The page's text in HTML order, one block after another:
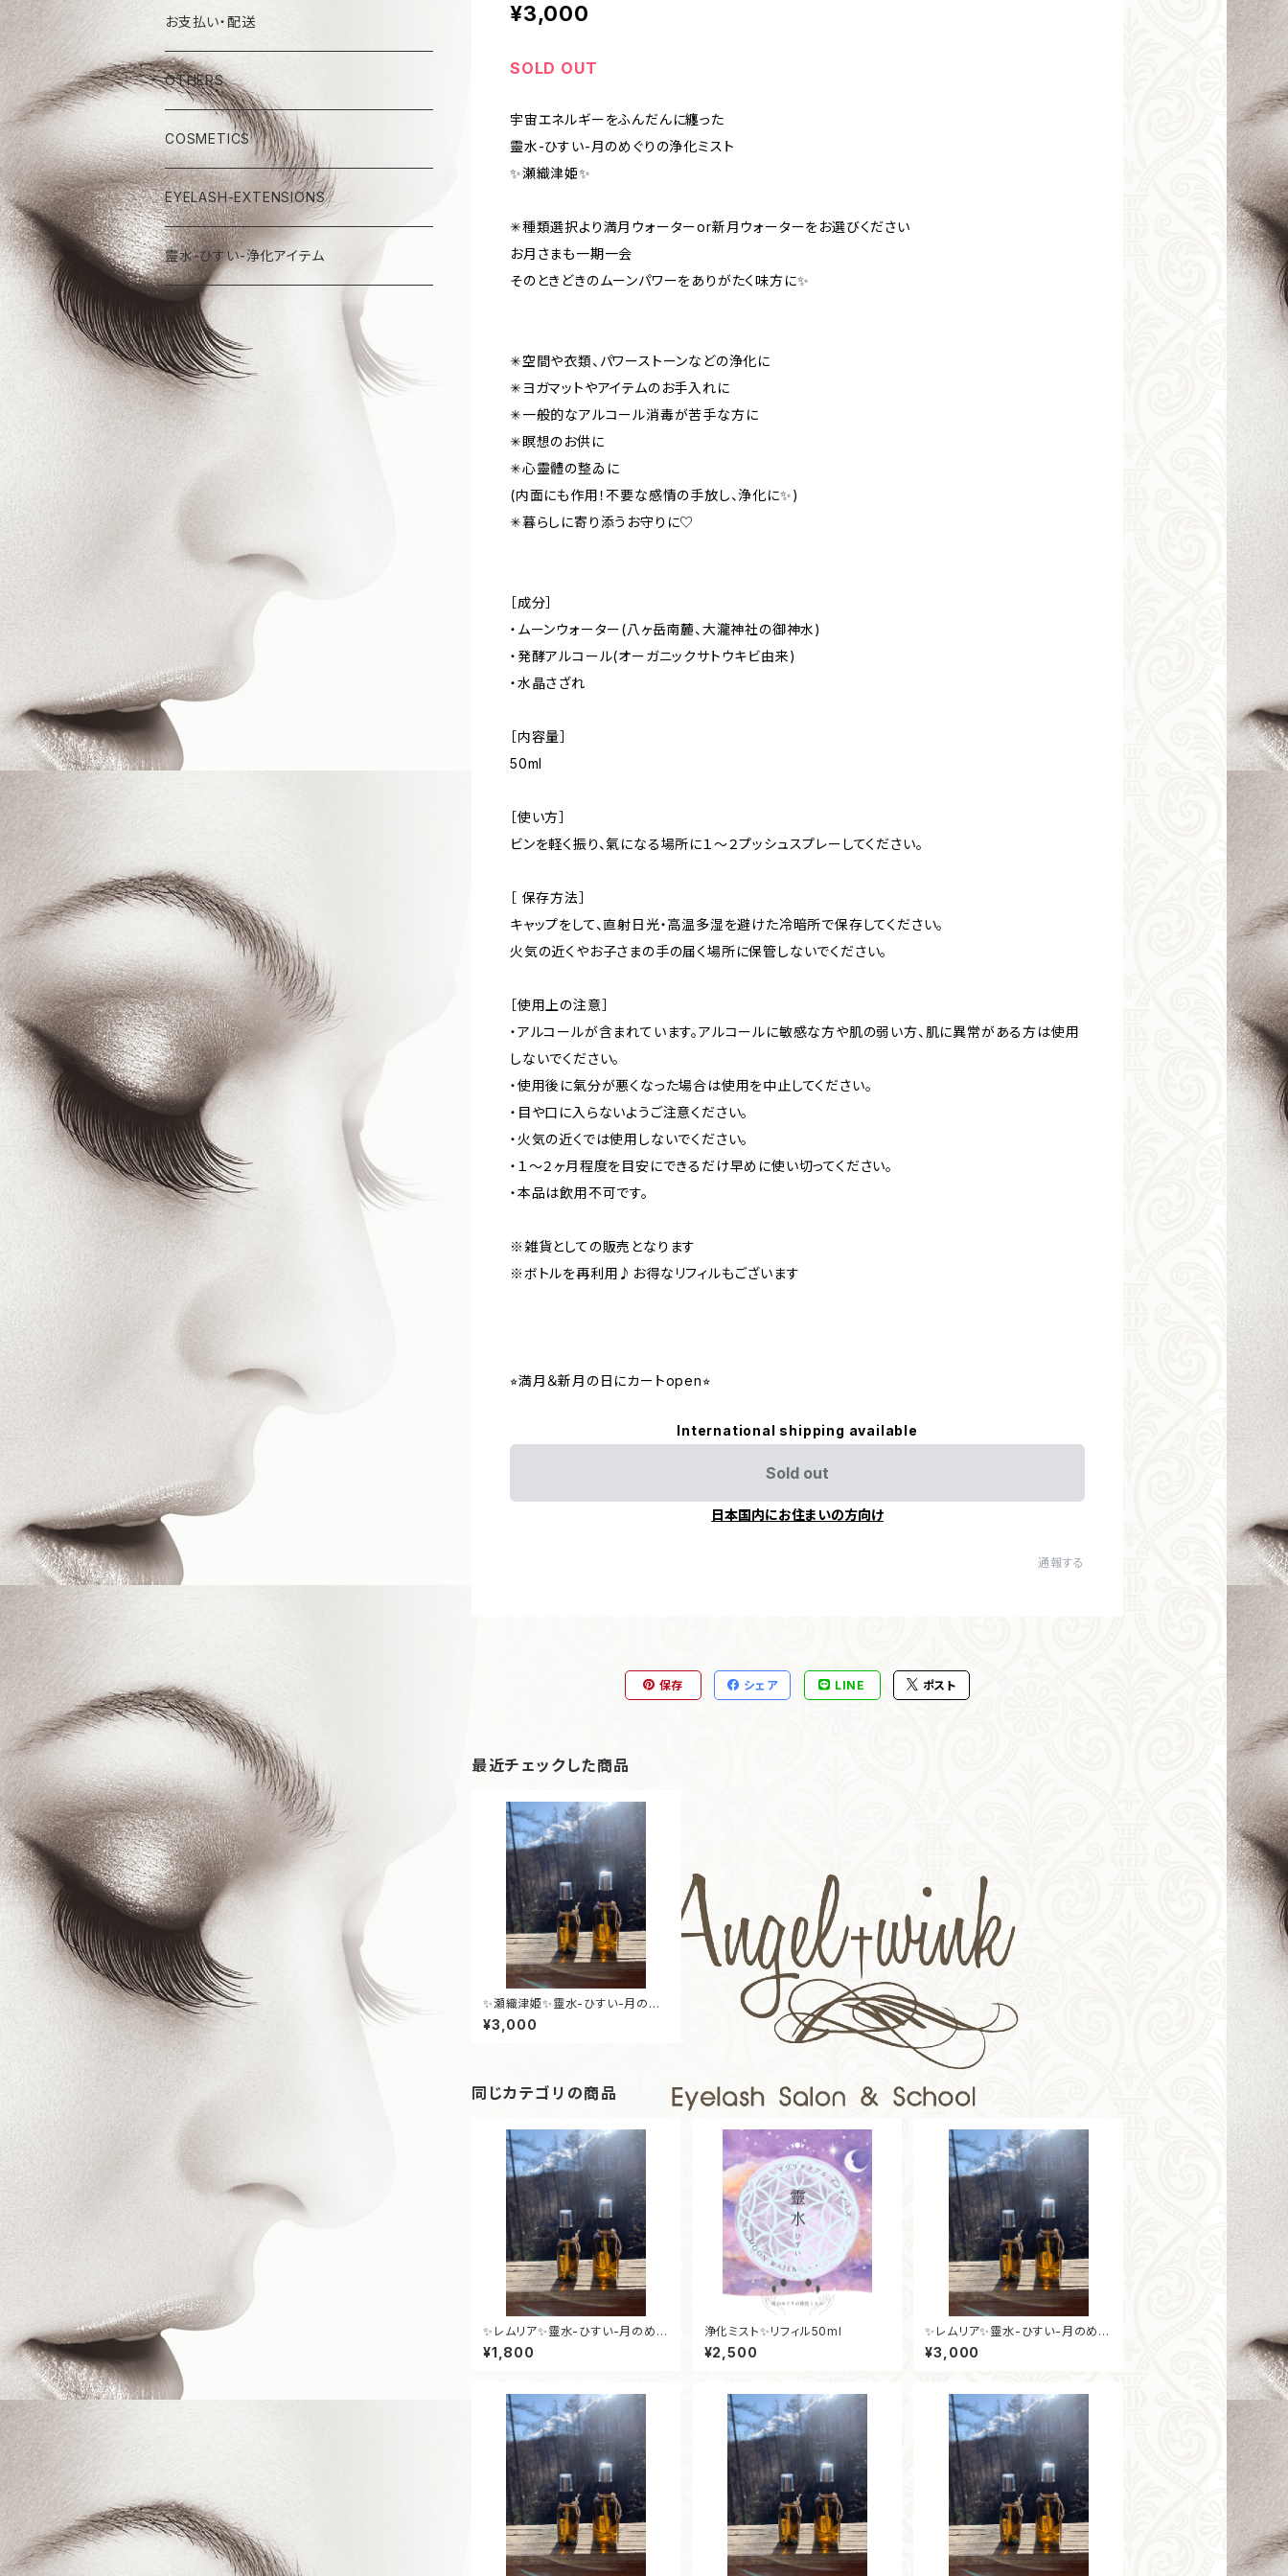
¥3,000
SOLD OUT
宇宙エネルギーをふんだんに纏った
靈水-ひすい-月のめぐりの浄化ミスト
✨瀬織津姫✨
✳︎種類選択より満月ウォーターor新月ウォーターをお選びください
お月さまも一期一会
そのときどきのムーンパワーをありがたく味方に✨
✳︎空間や衣類、パワーストーンなどの浄化に
✳︎ヨガマットやアイテムのお手入れに
✳︎一般的なアルコール消毒が苦手な方に
✳︎瞑想のお供に
✳︎心靈體の整ゐに
(内面にも作用！不要な感情の手放し、浄化に✨)
✳︎暮らしに寄り添うお守りに♡
［成分］
・ムーンウォーター(八ヶ岳南麓、大瀧神社の御神水)
・発酵アルコール(オーガニックサトウキビ由来)
・水晶さざれ
［内容量］
50ml
［使い方］
ビンを軽く振り、氣になる場所に１～２プッシュスプレーしてください。
［ 保存方法］
キャップをして、直射日光・高温多湿を避けた冷暗所で保存してください。
火気の近くやお子さまの手の届く場所に保管しないでください。
［使用上の注意］
・アルコールが含まれています。アルコールに敏感な方や肌の弱い方、肌に異常がある方は使用
しないでください。
・使用後に氣分が悪くなった場合は使用を中止してください。
・目や口に入らないようご注意ください。
・火気の近くでは使用しないでください。
・１～２ヶ月程度を目安にできるだけ早めに使い切ってください。
・本品は飲用不可です。
※雑貨としての販売となります
※ボトルを再利用♪お得なリフィルもございます
⭐︎満月＆新月の日にカートopen⭐︎
International shipping available
Sold out
日本国内にお住まいの方向け
通報する
保存 シェア LINE ポスト
最近チェックした商品
✨瀬織津姫✨靈水-ひすい-月のめ
ぐりの浄化ミスト50ml
¥3,000
同じカテゴリの商品
✨レムリア✨靈水-ひすい-月のめぐ
りの浄化ミスト30ml
¥1,800
浄化ミスト✨リフィル50ml
¥2,500
✨レムリア✨靈水-ひすい-月のめぐ
りの浄化ミスト50ml
¥3,000
お支払い・配送
OTHERS
COSMETICS
EYELASH-EXTENSIONS
靈水-ひすい-浄化アイテム